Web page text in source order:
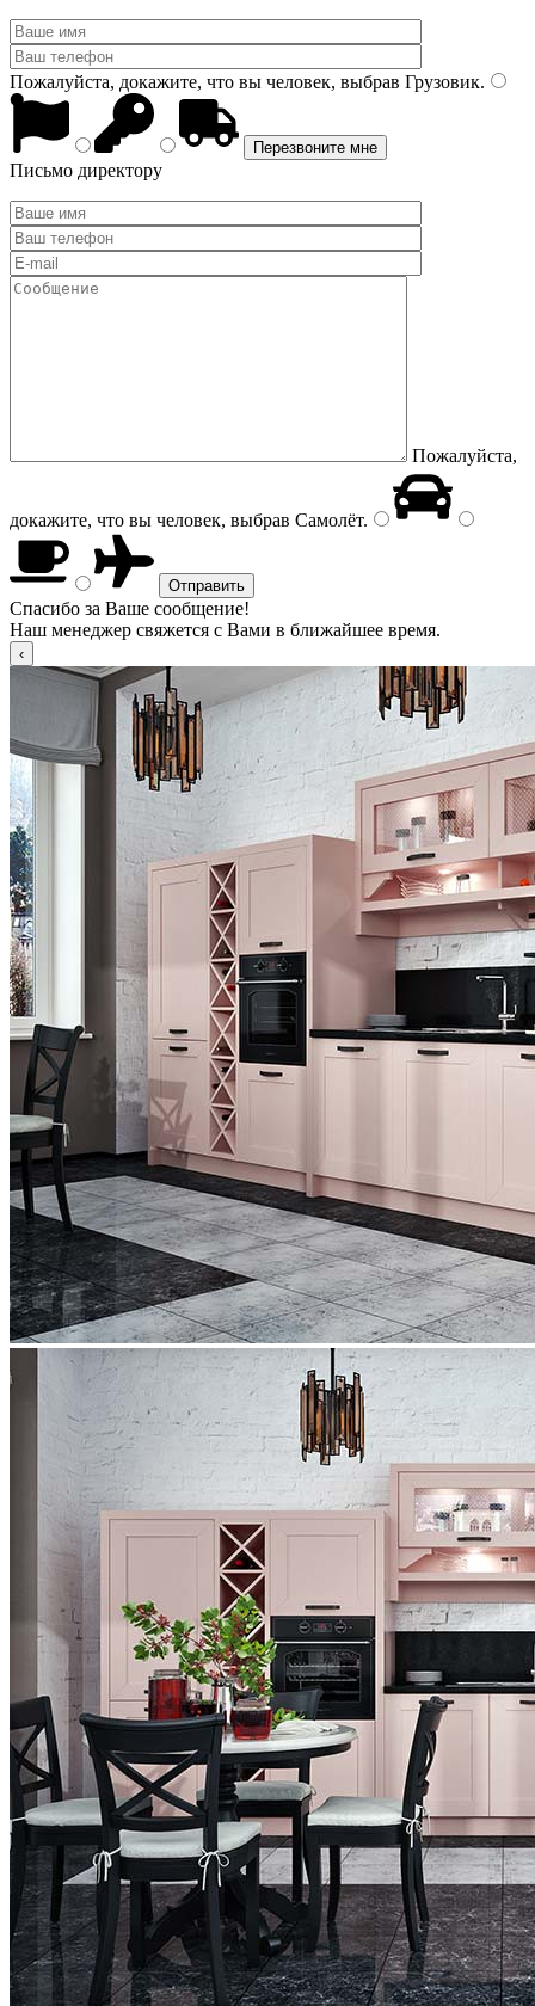
Пожалуйста, докажите, что вы человек, выбрав Грузовик.
Письмо директору
Пожалуйста,
докажите, что вы человек, выбрав Самолёт.
Спасибо за Ваше сообщение!
Наш менеджер свяжется с Вами в ближайшее время.